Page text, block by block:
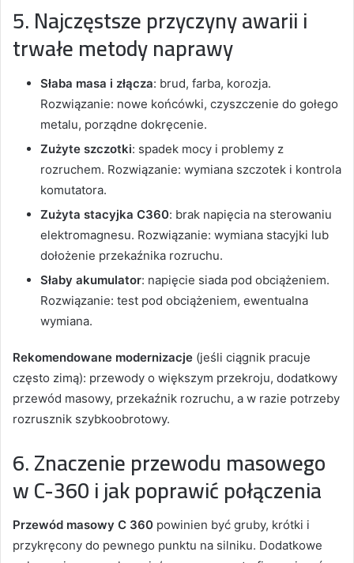
5. Najczęstsze przyczyny awarii i
trwałe metody naprawy
Słaba masa i złącza: brud, farba, korozja.
Rozwiązanie: nowe końcówki, czyszczenie do gołego
metalu, porządne dokręcenie.
Zużyte szczotki: spadek mocy i problemy z
rozruchem. Rozwiązanie: wymiana szczotek i kontrola
komutatora.
Zużyta stacyjka C360: brak napięcia na sterowaniu
elektromagnesu. Rozwiązanie: wymiana stacyjki lub
dołożenie przekaźnika rozruchu.
Słaby akumulator: napięcie siada pod obciążeniem.
Rozwiązanie: test pod obciążeniem, ewentualna
wymiana.
Rekomendowane modernizacje (jeśli ciągnik pracuje
często zimą): przewody o większym przekroju, dodatkowy
przewód masowy, przekaźnik rozruchu, a w razie potrzeby
rozrusznik szybkoobrotowy.
6. Znaczenie przewodu masowego
w C-360 i jak poprawić połączenia
Przewód masowy C 360 powinien być gruby, krótki i
przykręcony do pewnego punktu na silniku. Dodatkowe